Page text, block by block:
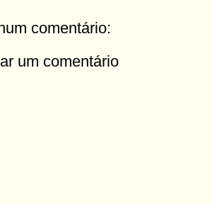
comentário:
um comentário